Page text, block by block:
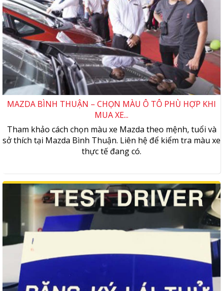
MAZDA BÌNH THUẬN – CHỌN MÀU Ô TÔ PHÙ HỢP KHI
MUA XE...
Tham khảo cách chọn màu xe Mazda theo mệnh, tuổi và
sở thích tại Mazda Bình Thuận. Liên hệ để kiểm tra màu xe
thực tế đang có.